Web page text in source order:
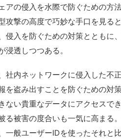
アの侵入を水際で防ぐための方
攻撃の高度で巧妙な手口を見る
侵入を防ぐための対策とともに
透しつつある。
内ネットワークに侵入した不
を盗み出すことを防ぐための対
ない貴重なデータにアクセスで
る被害の度合いも一気に高まる
一般ユーザーIDを使ったそれと